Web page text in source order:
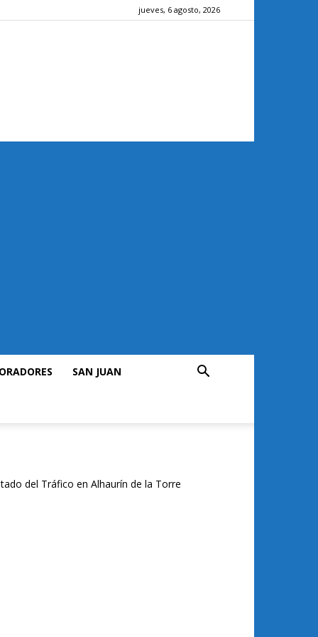
jueves, 6 agosto, 2026
SAN JUAN
del Tráfico en Alhaurín de la Torre